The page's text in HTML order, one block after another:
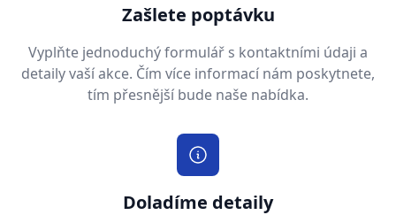
Zašlete poptávku
Vyplňte jednoduchý formulář s kontaktními údaji a
detaily vaší akce. Čím více informací nám poskytnete,
tím přesnější bude naše nabídka.
Doladíme detaily